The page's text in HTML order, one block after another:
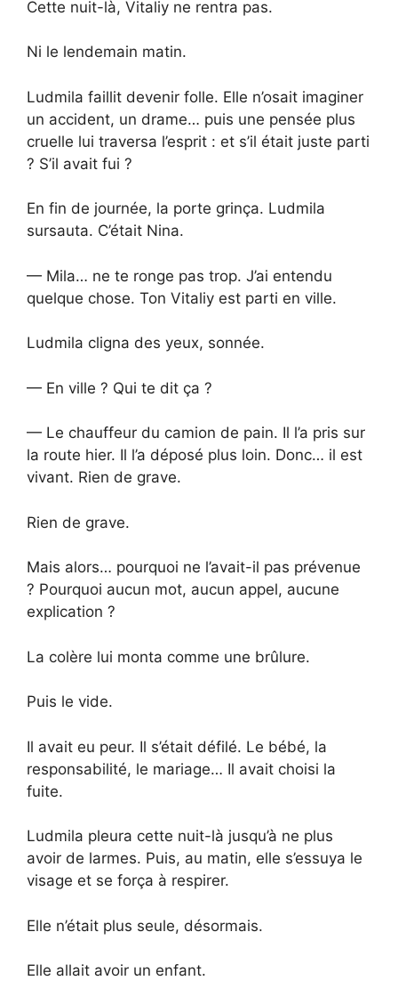
Cette nuit-là, Vitaliy ne rentra pas.
Ni le lendemain matin.
Ludmila faillit devenir folle. Elle n’osait imaginer
un accident, un drame… puis une pensée plus
cruelle lui traversa l’esprit : et s’il était juste parti
? S’il avait fui ?
En fin de journée, la porte grinça. Ludmila
sursauta. C’était Nina.
— Mila… ne te ronge pas trop. J’ai entendu
quelque chose. Ton Vitaliy est parti en ville.
Ludmila cligna des yeux, sonnée.
— En ville ? Qui te dit ça ?
— Le chauffeur du camion de pain. Il l’a pris sur
la route hier. Il l’a déposé plus loin. Donc… il est
vivant. Rien de grave.
Rien de grave.
Mais alors… pourquoi ne l’avait-il pas prévenue
? Pourquoi aucun mot, aucun appel, aucune
explication ?
La colère lui monta comme une brûlure.
Puis le vide.
Il avait eu peur. Il s’était défilé. Le bébé, la
responsabilité, le mariage… Il avait choisi la
fuite.
Ludmila pleura cette nuit-là jusqu’à ne plus
avoir de larmes. Puis, au matin, elle s’essuya le
visage et se força à respirer.
Elle n’était plus seule, désormais.
Elle allait avoir un enfant.